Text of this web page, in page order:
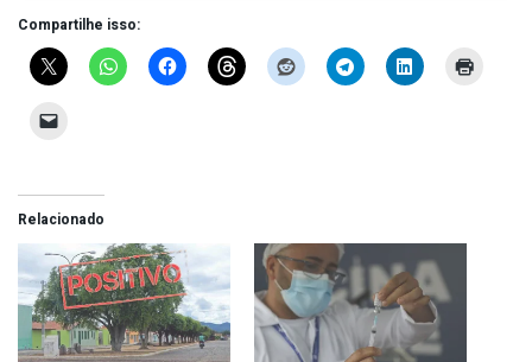
Compartilhe isso:
Relacionado